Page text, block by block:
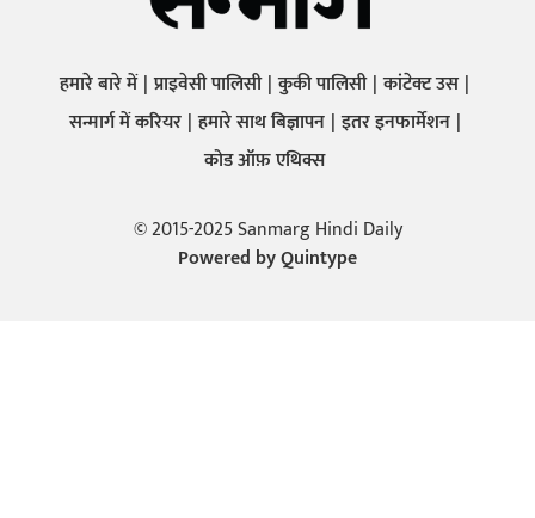
हमारे बारे में प्राइवेसी पालिसी कुकी पालिसी कांटेक्ट उस
सन्मार्ग में करियर हमारे साथ बिज्ञापन इतर इनफार्मेशन
कोड ऑफ़ एथिक्स
© 2015-2025 Sanmarg Hindi Daily
Powered byQuintype